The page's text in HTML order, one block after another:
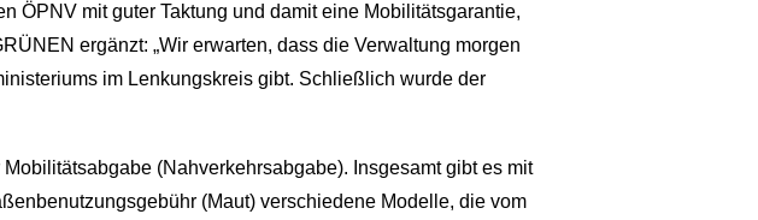
ÖPNV mit guter Taktung und damit eine Mobilitätsgarantie,
ergänzt: „Wir erwarten, dass die Verwaltung morgen
im Lenkungskreis gibt. Schließlich wurde der
(Nahverkehrsabgabe). Insgesamt gibt es mit
(Maut) verschiedene Modelle, die vom